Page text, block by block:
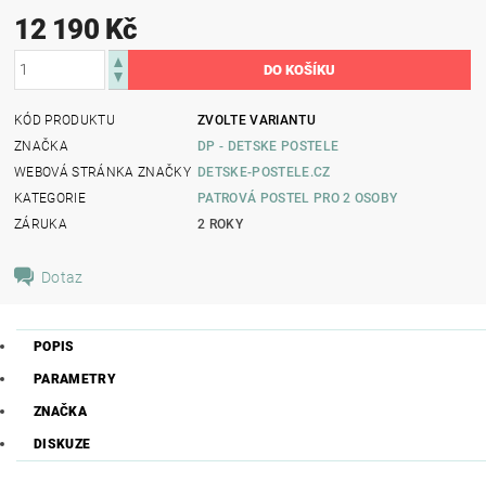
12 190 Kč
KÓD PRODUKTU
ZVOLTE VARIANTU
ZNAČKA
DP - DETSKE POSTELE
WEBOVÁ STRÁNKA ZNAČKY DETSKE-POSTELE.CZ
KATEGORIE
PATROVÁ POSTEL PRO 2 OSOBY
ZÁRUKA
2 ROKY
Dotaz
POPIS
PARAMETRY
ZNAČKA
DISKUZE